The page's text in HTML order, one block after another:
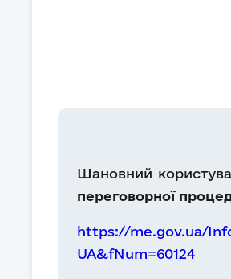
Шановний
переговорної
https://me.gov.ua/
UA&fNum=60124